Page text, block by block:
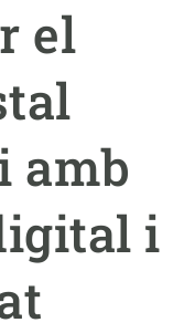
el
amb
i